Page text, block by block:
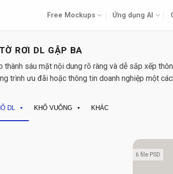
Free Mockups Ứng dụng AI
RƠI DL GẬP BA
sáu mặt nội dung rõ ràng và dễ sắp xếp
trình ưu đãi hoặc thông tin doanh nghiệp một
DL KHỔ VUÔNG KHÁC
6 file PSD